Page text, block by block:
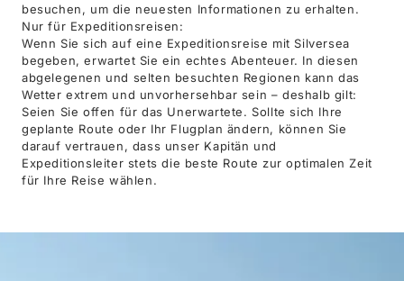
besuchen, um die neuesten Informationen zu erhalten.
Nur für Expeditionsreisen:
Wenn Sie sich auf eine Expeditionsreise mit Silversea
begeben, erwartet Sie ein echtes Abenteuer. In diesen
abgelegenen und selten besuchten Regionen kann das
Wetter extrem und unvorhersehbar sein – deshalb gilt:
Seien Sie offen für das Unerwartete. Sollte sich Ihre
geplante Route oder Ihr Flugplan ändern, können Sie
darauf vertrauen, dass unser Kapitän und
Expeditionsleiter stets die beste Route zur optimalen Zeit
für Ihre Reise wählen.